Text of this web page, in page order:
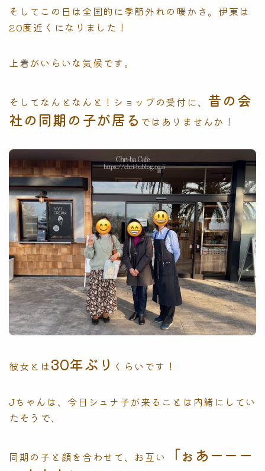
そしてこの日は全国的に季節外れの暖かさ。伊東は
20度近くになりました！
上着がいらいな気候です。
そしてなんとなんと！ショップの受付に、 昔の会
社の同期の子が居る ではありませんか！
彼女とは 30年ぶり くらいです！
Jちゃんは、今日シュナ子が来ることは内緒にしてい
たそうで、
同期の子と顔を合わせて、お互い
「ぉあーーー